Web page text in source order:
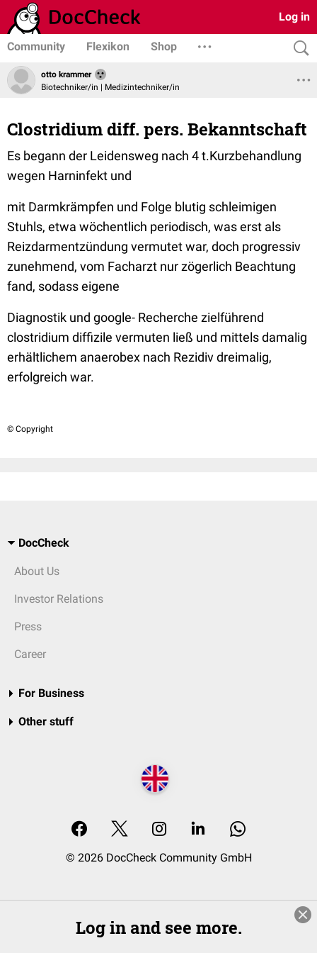
Log in
Community Flexikon Shop
otto krammer
Biotechniker/in | Medizintechniker/in
Clostridium diff. pers. Bekanntschaft
Es begann der Leidensweg nach 4 t.Kurzbehandlung
wegen Harninfekt und
mit Darmkrämpfen und Folge blutig schleimigen
Stuhls, etwa wöchentlich periodisch, was erst als
Reizdarmentzündung vermutet war, doch progressiv
zunehmend, vom Facharzt nur zögerlich Beachtung
fand, sodass eigene
Diagnostik und google- Recherche zielführend
clostridium diffizile vermuten ließ und mittels damalig
erhältlichem anaerobex nach Rezidiv dreimalig,
erfolgreich war.
© Copyright
DocCheck
About Us
Investor Relations
Press
Career
For Business
Other stuff
© 2026 DocCheck Community GmbH
Log in and see more.